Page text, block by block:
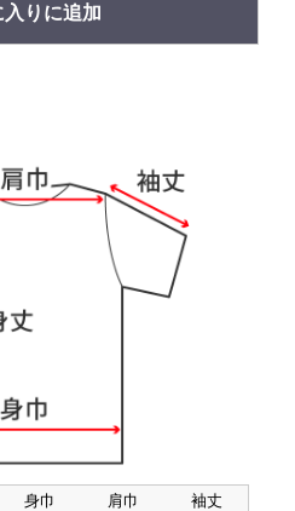
入りに追加
身巾 肩巾
袖丈